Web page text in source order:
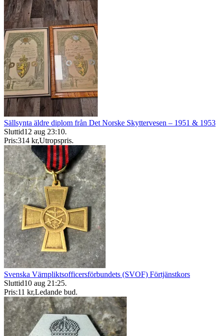
Sällsynta äldre diplom från Det Norske Skyttervesen – 1951 & 1953
Sluttid12 aug 23:10.
Pris:314 kr,Utropspris.
Svenska Värnpliktsofficersförbundets (SVOF) Förtjänstkors
Sluttid10 aug 21:25.
Pris:11 kr,Ledande bud.